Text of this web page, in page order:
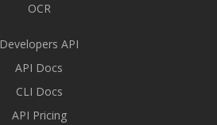
OCR
Developers API
API Docs
CLI Docs
API Pricing